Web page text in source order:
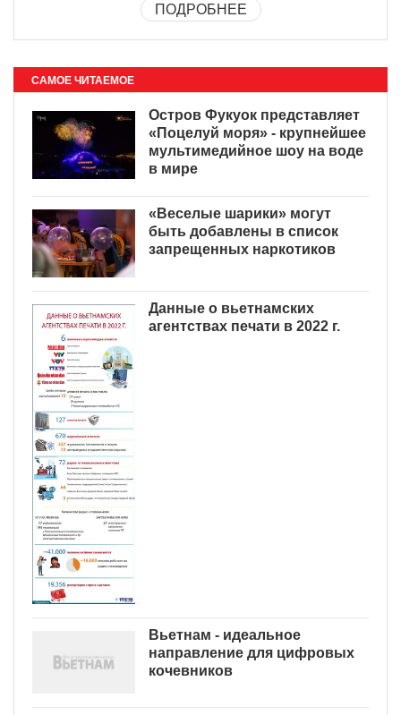
ПОДРОБНЕЕ
САМОЕ ЧИТАЕМОЕ
Остров Фукуок представляет
«Поцелуй моря» - крупнейшее
мультимедийное шоу на воде
в мире
«Веселые шарики» могут
быть добавлены в список
запрещенных наркотиков
Данные о вьетнамских
агентствах печати в 2022 г.
Вьетнам - идеальное
направление для цифровых
кочевников